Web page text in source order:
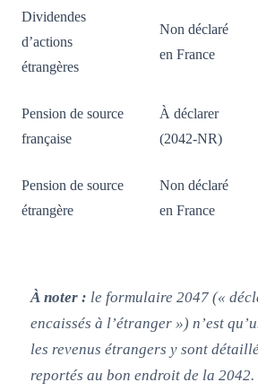
Dividendes
d’actions
étrangères
Non déclaré
en France
Pension de source
française
À déclarer
(2042-NR)
Pension de source
étrangère
Non déclaré
en France
À noter : le formulaire 2047 («
encaissés à l’étranger ») n’est
les revenus étrangers y sont
reportés au bon endroit de la 2042.